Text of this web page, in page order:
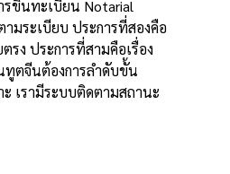
ขึ้นทะเบียน Notarial
มระเบียบ ประการที่สองคือ
รง ประการที่สามคือเรื่อง
ทูตจีนต้องการลำดับขั้น
เรามีระบบติดตามสถานะ